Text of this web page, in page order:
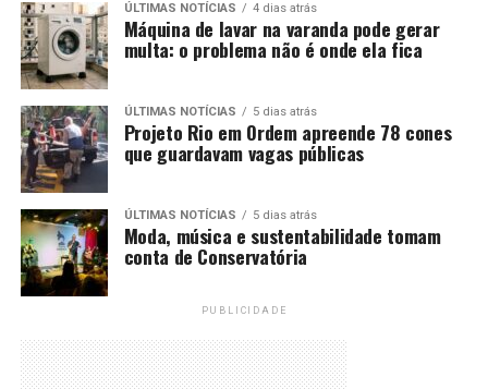
ÚLTIMAS NOTÍCIAS 4 dias atrás
Máquina de lavar na varanda pode gerar
multa: o problema não é onde ela fica
ÚLTIMAS NOTÍCIAS 5 dias atrás
Projeto Rio em Ordem apreende 78 cones
que guardavam vagas públicas
ÚLTIMAS NOTÍCIAS 5 dias atrás
Moda, música e sustentabilidade tomam
conta de Conservatória
PUBLICIDADE